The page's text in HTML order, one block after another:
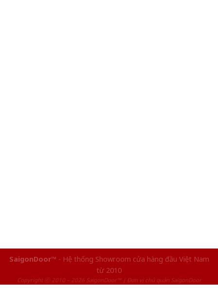
SaigonDoor™ - Hệ thống Showroom cửa hàng đầu Việt Nam
từ 2010
Copyright ⓒ 2010 – 2026 SaigonDoor™ | Đơn vị chủ quản SaigonDoor